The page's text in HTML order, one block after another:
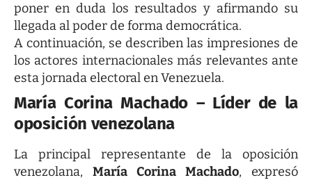
poner en duda los resultados y afirmando su
llegada al poder de forma democrática.
A continuación, se describen las impresiones de
los actores internacionales más relevantes ante
esta jornada electoral en Venezuela.
María Corina Machado – Líder de la
oposición venezolana
La principal representante de la oposición
venezolana, María Corina Machado, expresó